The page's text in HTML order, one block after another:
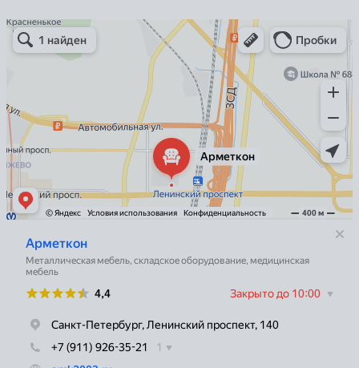
Арметкон
Металлическая мебель в Санкт‑Петербурге
Торговое оборудование в Санкт‑Петербурге